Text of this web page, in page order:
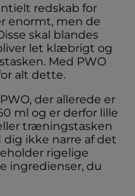
redskab for
enormt, men de
skal blandes
let klæbrigt og
Med PWO
alt dette.
der allerede er
ml og er derfor lille
træningstasken
ikke narre af det
rigelige
ingredienser, du